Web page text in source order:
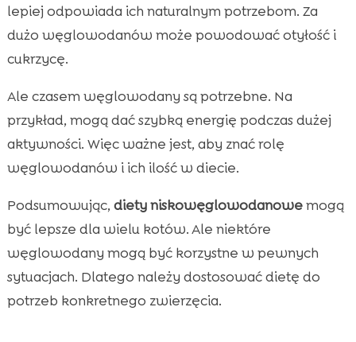
lepiej odpowiada ich naturalnym potrzebom. Za
dużo węglowodanów może powodować otyłość i
cukrzycę.
Ale czasem węglowodany są potrzebne. Na
przykład, mogą dać szybką energię podczas dużej
aktywności. Więc ważne jest, aby znać rolę
węglowodanów i ich ilość w diecie.
Podsumowując, diety niskowęglowodanowemogą
być lepsze dla wielu kotów. Ale niektóre
węglowodany mogą być korzystne w pewnych
sytuacjach. Dlatego należy dostosować dietę do
potrzeb konkretnego zwierzęcia.